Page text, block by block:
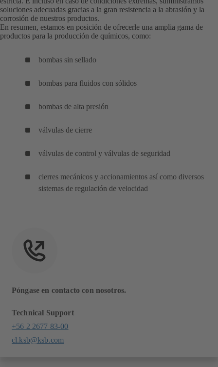
soluciones adecuadas gracias a la gran resistencia a la abrasión y la
corrosión de nuestros productos.
En resumen, estamos en posición de ofrecerle una amplia gama de
productos para la producción de químicos, como:
bombas sin sellado
bombas para fluidos con sólidos
bombas de alta presión
válvulas de cierre
válvulas de control y válvulas de seguridad
cierres mecánicos y accionamientos así como diversos
sistemas de regulación de velocidad
Póngase en contacto con nosotros.
Technical Support
+56 2 2677 83-00
cl.ksb@ksb.com